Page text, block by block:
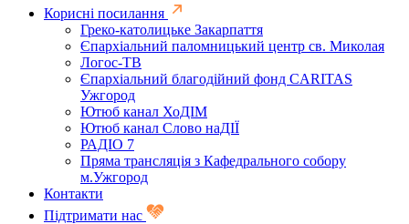
Корисні посилання
Греко-католицьке Закарпаття
Єпархіальний паломницький центр св. Миколая
Логос-ТВ
Єпархіальний благодійний фонд CARITAS
Ужгород
Ютюб канал ХоДІМ
Ютюб канал Слово наДІЇ
РАДІО 7
Пряма трансляція з Кафедрального собору
м.Ужгород
Контакти
Підтримати нас